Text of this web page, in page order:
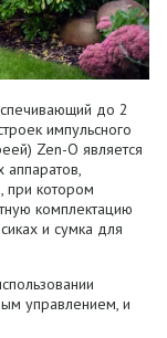
до 2
импульсного
Zen-O является
при котором
комплектацию
и сумка для
управлением, и